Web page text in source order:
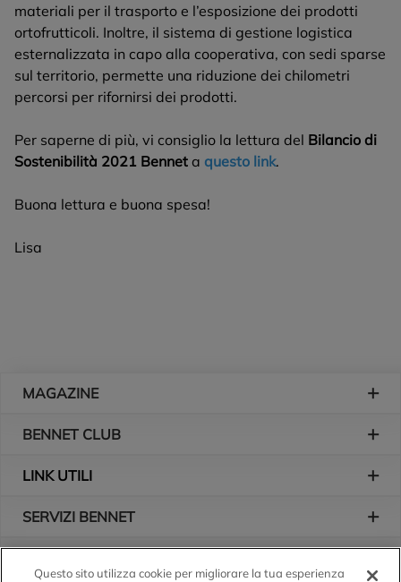
materiali per il trasporto e l’esposizione dei prodotti
ortofrutticoli. Inoltre, il sistema di gestione logistica
esternalizzata in capo alla cooperativa, con sedi sparse
sul territorio, permette una riduzione dei chilometri
percorsi per rifornirsi dei prodotti.
Per saperne di più, vi consiglio la lettura del Bilancio di
Sostenibilità 2021 Bennet a questo link.
Buona lettura e buona spesa!
Lisa
MAGAZINE
BENNET CLUB
LINK UTILI
SERVIZI BENNET
Questo sito utilizza cookie per migliorare la tua esperienza